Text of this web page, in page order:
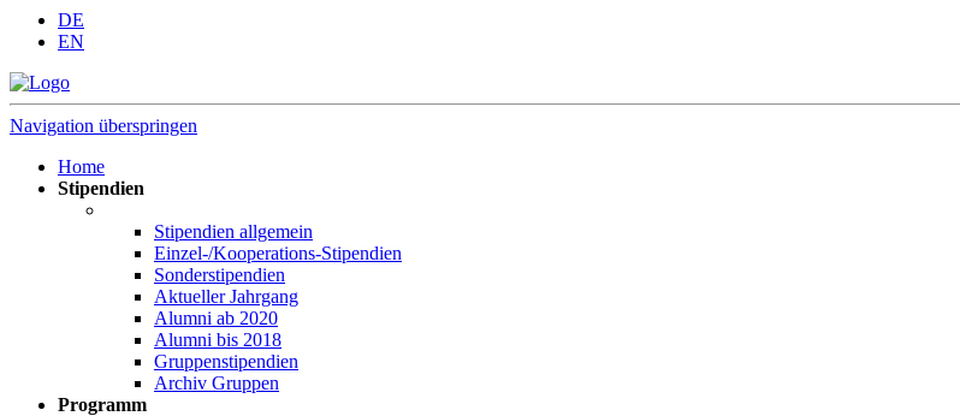
DE
EN
Navigation überspringen
Home
Stipendien
Stipendien allgemein
Einzel-/Kooperations-Stipendien
Sonderstipendien
Aktueller Jahrgang
Alumni ab 2020
Alumni bis 2018
Gruppenstipendien
Archiv Gruppen
Programm